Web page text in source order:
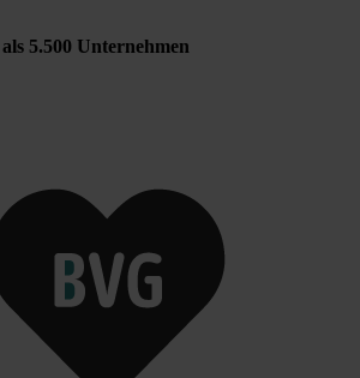
5.500 Unternehmen